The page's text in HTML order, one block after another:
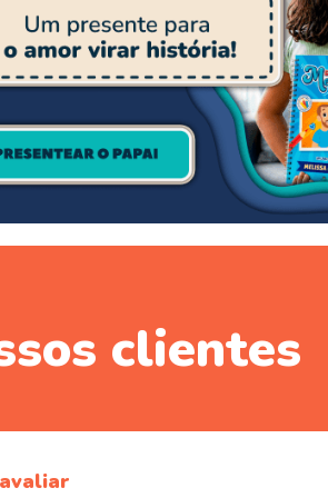
clientes